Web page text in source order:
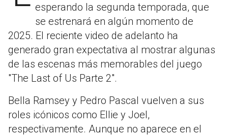
esperando la segunda temporada, que
se estrenará en algún momento de
2025. El reciente video de adelanto ha
generado gran expectativa al mostrar algunas
de las escenas más memorables del juego
"The Last of Us Parte 2".
Bella Ramsey y Pedro Pascal vuelven a sus
roles icónicos como Ellie y Joel,
respectivamente. Aunque no aparece en el